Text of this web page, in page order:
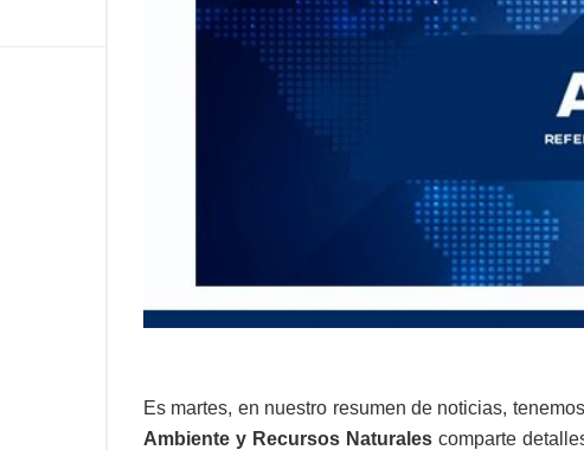
Es martes, en nuestro resumen de noticias,
Ambiente y Recursos Naturalescomparte